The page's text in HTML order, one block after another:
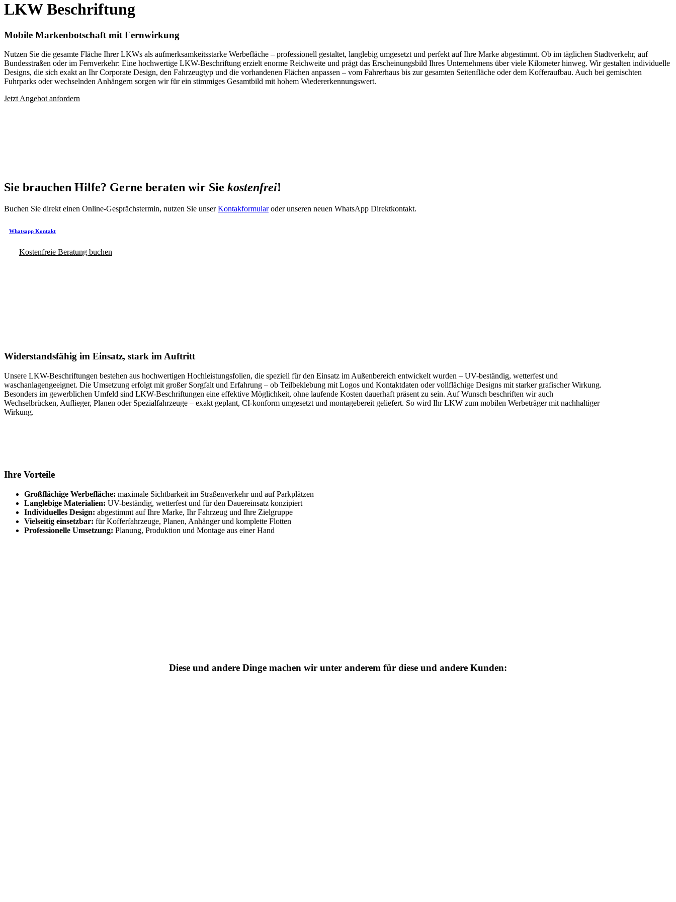
LKW Beschriftung
Mobile Markenbotschaft mit Fernwirkung
Nutzen Sie die gesamte Fläche Ihrer LKWs als aufmerksamkeitsstarke Werbefläche – professionell gestaltet, langlebig umgesetzt und perfekt auf Ihre Marke abgestimmt. Ob im täglichen Stadtverkehr, auf
Bundesstraßen oder im Fernverkehr: Eine hochwertige LKW-Beschriftung erzielt enorme Reichweite und prägt das Erscheinungsbild Ihres Unternehmens über viele Kilometer hinweg. Wir gestalten individuelle
Designs, die sich exakt an Ihr Corporate Design, den Fahrzeugtyp und die vorhandenen Flächen anpassen – vom Fahrerhaus bis zur gesamten Seitenfläche oder dem Kofferaufbau. Auch bei gemischten
Fuhrparks oder wechselnden Anhängern sorgen wir für ein stimmiges Gesamtbild mit hohem Wiedererkennungswert.
Jetzt Angebot anfordern
Sie brauchen Hilfe? Gerne beraten wir Sie kostenfrei!
Buchen Sie direkt einen Online-Gesprächstermin, nutzen Sie unserKontakformularoder unseren neuen WhatsApp Direktkontakt.
Whatsapp Kontakt
Kostenfreie Beratung buchen
Widerstandsfähig im Einsatz, stark im Auftritt
Unsere LKW-Beschriftungen bestehen aus hochwertigen Hochleistungsfolien, die speziell für den Einsatz im Außenbereich entwickelt wurden – UV-beständig, wetterfest und
waschanlagengeeignet. Die Umsetzung erfolgt mit großer Sorgfalt und Erfahrung – ob Teilbeklebung mit Logos und Kontaktdaten oder vollflächige Designs mit starker grafischer Wirkung.
Besonders im gewerblichen Umfeld sind LKW-Beschriftungen eine effektive Möglichkeit, ohne laufende Kosten dauerhaft präsent zu sein. Auf Wunsch beschriften wir auch
Wechselbrücken, Auflieger, Planen oder Spezialfahrzeuge – exakt geplant, CI-konform umgesetzt und montagebereit geliefert. So wird Ihr LKW zum mobilen Werbeträger mit nachhaltiger
Wirkung.
Ihre Vorteile
Großflächige Werbefläche: maximale Sichtbarkeit im Straßenverkehr und auf Parkplätzen
Langlebige Materialien: UV-beständig, wetterfest und für den Dauereinsatz konzipiert
Individuelles Design: abgestimmt auf Ihre Marke, Ihr Fahrzeug und Ihre Zielgruppe
Vielseitig einsetzbar: für Kofferfahrzeuge, Planen, Anhänger und komplette Flotten
Professionelle Umsetzung: Planung, Produktion und Montage aus einer Hand
Diese und andere Dinge machen wir unter anderem für diese und andere Kunden: